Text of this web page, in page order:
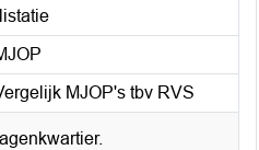
MJOP's tbv RVS